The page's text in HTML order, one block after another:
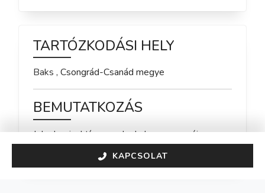
TARTÓZKODÁSI HELY
Baks , Csongrád-Csanád megye
BEMUTATKOZÁS
Jelenleg inaktív vagyok, de hamarosan újra
KAPCSOLAT